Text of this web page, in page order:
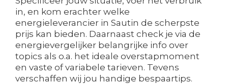
in, en kom erachter welke
energieleverancier in Sautin de scherpste
prijs kan bieden. Daarnaast check je via de
energievergelijker belangrijke info over
topics als o.a. het ideale overstapmoment
en vaste of variabele tarieven. Tevens
verschaffen wij jou handige bespaartips.